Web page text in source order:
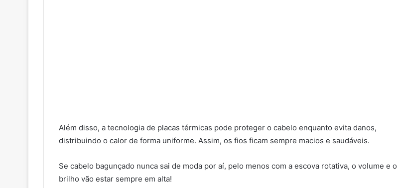
Além disso, a tecnologia de placas térmicas pode proteger o cabelo enquanto evita danos,
distribuindo o calor de forma uniforme. Assim, os fios ficam sempre macios e saudáveis.
Se cabelo bagunçado nunca sai de moda por aí, pelo menos com a escova rotativa, o volume e o
brilho vão estar sempre em alta!